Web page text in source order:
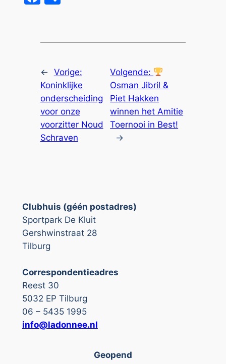
← Vorige:
Koninklijke
onderscheiding
voor onze
voorzitter Noud
Schraven
Volgende:
Osman Jibril &
Piet Hakken
winnen het Amitie
Toernooi in Best!
→
Clubhuis (géén postadres)
Sportpark De Kluit
Gershwinstraat 28
Tilburg
Correspondentieadres
Reest 30
5032 EP Tilburg
06 – 5435 1995
info@ladonnee.nl
Geopend